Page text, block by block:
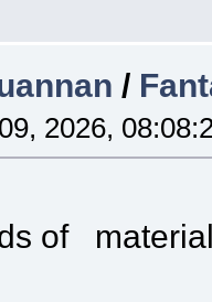
/
2026,
of